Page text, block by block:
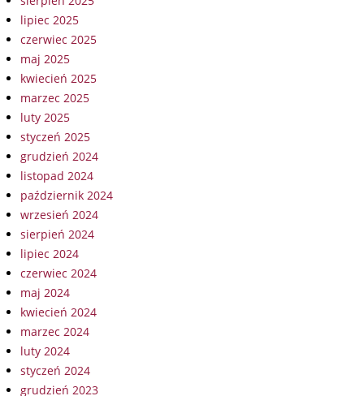
lipiec 2025
czerwiec 2025
maj 2025
kwiecień 2025
marzec 2025
luty 2025
styczeń 2025
grudzień 2024
listopad 2024
październik 2024
wrzesień 2024
sierpień 2024
lipiec 2024
czerwiec 2024
maj 2024
kwiecień 2024
marzec 2024
luty 2024
styczeń 2024
grudzień 2023